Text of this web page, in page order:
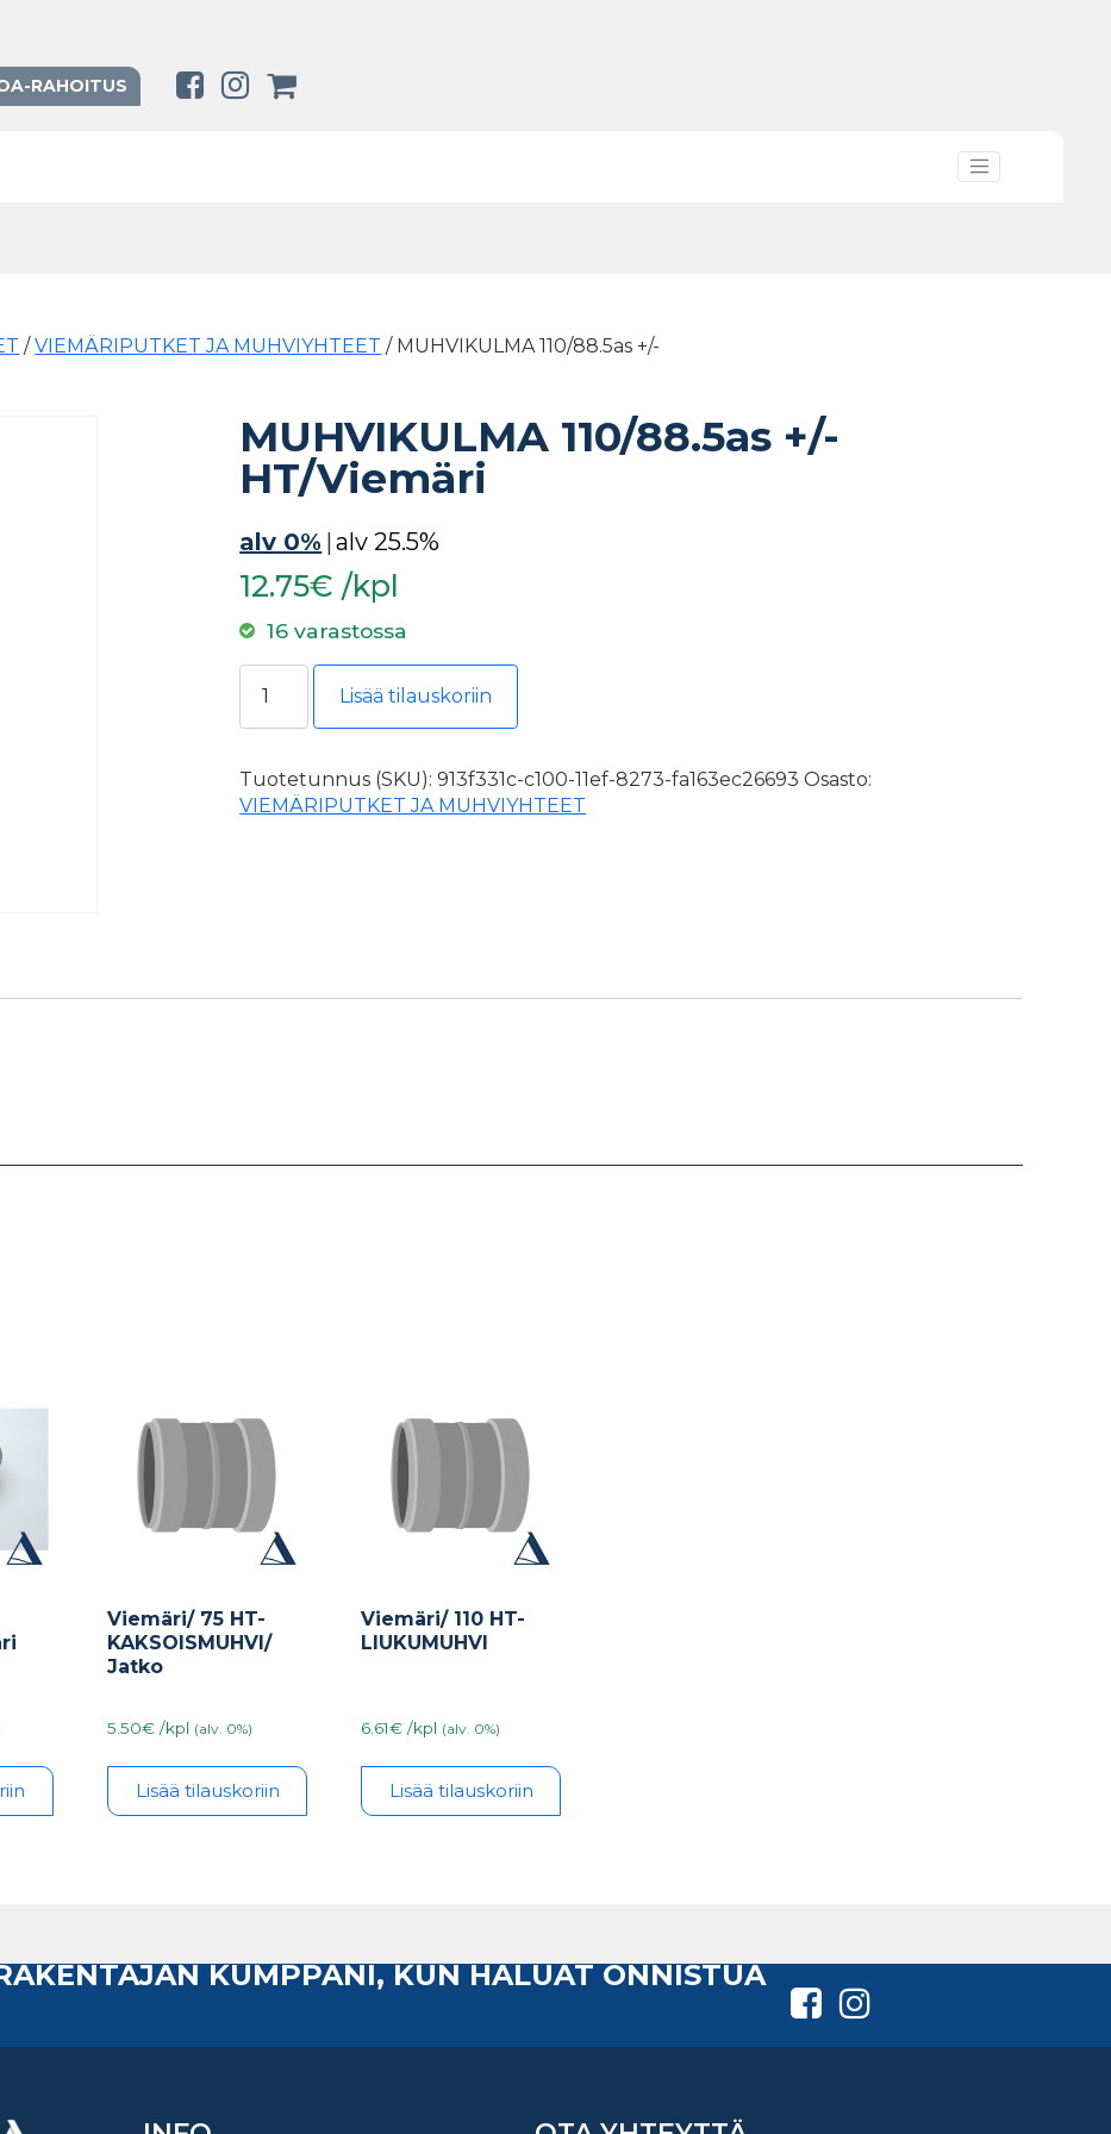
RAHOITUS
/VIEMÄRIPUTKET JA MUHVIYHTEET / MUHVIKULMA 110/88.5as +/-
MUHVIKULMA 110/88.5as +/-
HT/Viemäri
alv 0% |alv 25.5%
12.75€ /kpl
16 varastossa
MUHVIKULMA 110/88.5as +/- HT/Viemäri määrä
Lisää tilauskoriin
Tuotetunnus (SKU):913f331c-c100-11ef-8273-fa163ec26693 Osasto:
VIEMÄRIPUTKET JA MUHVIYHTEET
Viemäri/ 75 HT-
KAKSOISMUHVI/
Jatko
5.50€ /kpl (alv. 0%)
Lisää tilauskoriin
Viemäri/ 110 HT-
LIUKUMUHVI
6.61€ /kpl (alv. 0%)
Lisää tilauskoriin
KUMPPANI, KUN HALUAT ONNISTUA